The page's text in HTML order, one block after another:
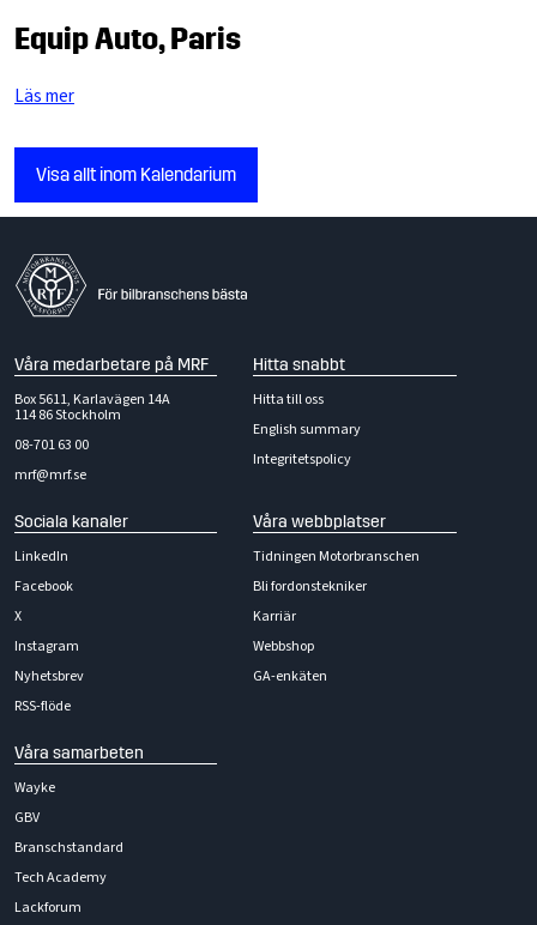
Equip Auto, Paris
Läs mer
Visa allt inom Kalendarium
Våra medarbetare på MRF
Box 5611, Karlavägen 14A
114 86 Stockholm
08-701 63 00
mrf@mrf.se
Hitta snabbt
Hitta till oss
English summary
Integritetspolicy
Sociala kanaler
LinkedIn
Facebook
X
Instagram
Nyhetsbrev
RSS-flöde
Våra webbplatser
Tidningen Motorbranschen
Bli fordonstekniker
Karriär
Webbshop
GA-enkäten
Våra samarbeten
Wayke
GBV
Branschstandard
Tech Academy
Lackforum